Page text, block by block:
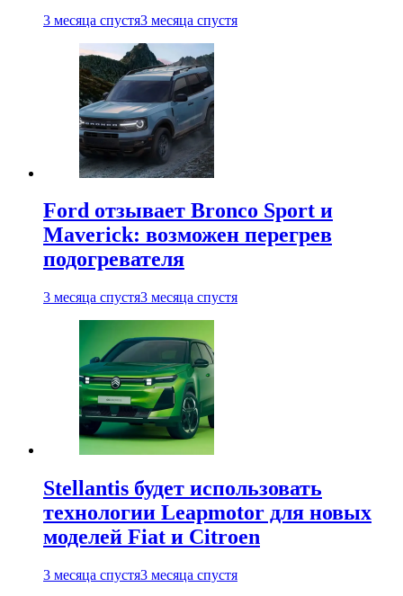
3 месяца спустя3 месяца спустя
Ford отзывает Bronco Sport и
Maverick: возможен перегрев
подогревателя
3 месяца спустя3 месяца спустя
Stellantis будет использовать
технологии Leapmotor для новых
моделей Fiat и Citroen
3 месяца спустя3 месяца спустя